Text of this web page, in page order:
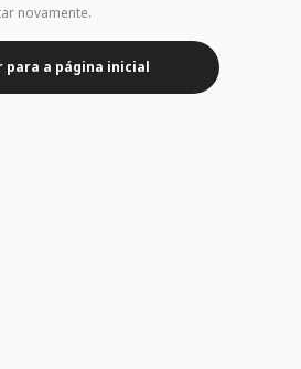
novamente.
para a página inicial